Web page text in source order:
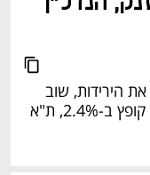
ת"א ביטוח שזינק כבר ב-1.8% ומחק את הירידות, שוב
מזנק ועולה ב-2.2%. מדד ת"א נדל"ן קופץ ב-2.4%, ת"א